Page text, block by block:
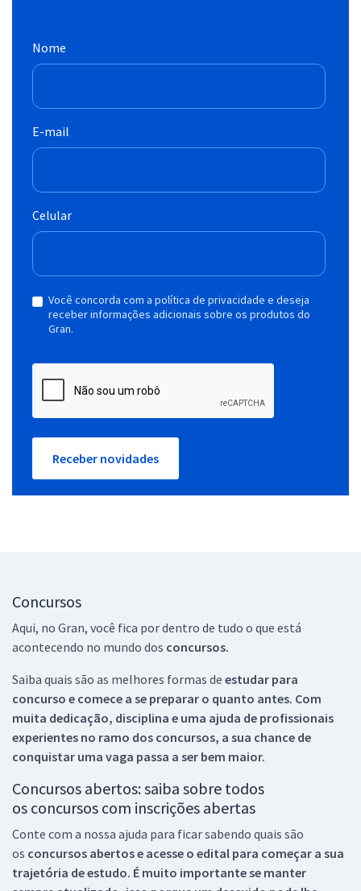
Nome
E-mail
Celular
Você concorda com a política de privacidade e deseja
receber informações adicionais sobre os produtos do
Gran.
Receber novidades
Concursos
Aqui, no Gran, você fica por dentro de tudo o que está
acontecendo no mundo dos concursos.
Saiba quais são as melhores formas de estudar para
concurso e comece a se preparar o quanto antes. Com
muita dedicação, disciplina e uma ajuda de profissionais
experientes no ramo dos concursos, a sua chance de
conquistar uma vaga passa a ser bem maior.
Concursos abertos: saiba sobre todos
os concursos com inscrições abertas
Conte com a nossa ajuda para ficar sabendo quais são
os concursos abertos e acesse o edital para começar a sua
trajetória de estudo. É muito importante se manter